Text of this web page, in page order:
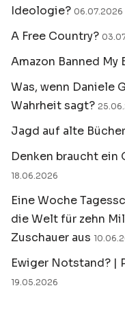
Ideologie? 06.07.2026
A Free Country?
Amazon Banned My
Was, wenn Daniele
Wahrheit sagt?
Jagd auf alte Bücher
Denken braucht ein
18.06.2026
Eine Woche
die Welt für zehn
Zuschauer aus
Ewiger Notstand? |
19.05.2026